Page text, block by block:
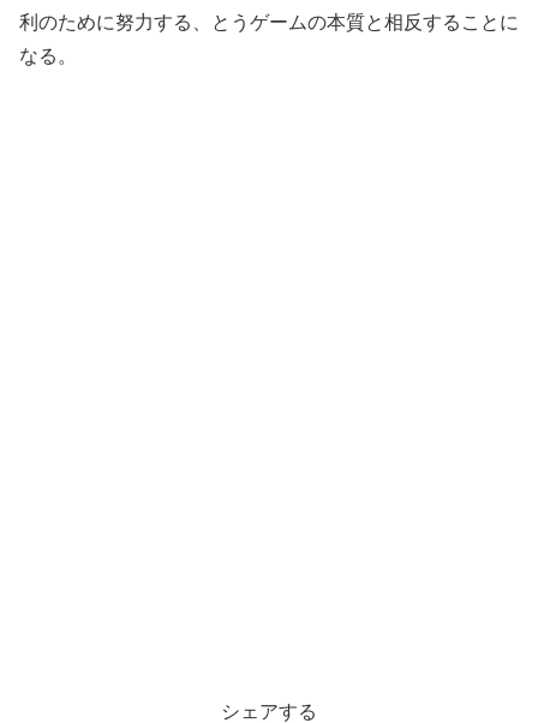
利のために努力する、とうゲームの本質と相反することに
なる。
シェアする